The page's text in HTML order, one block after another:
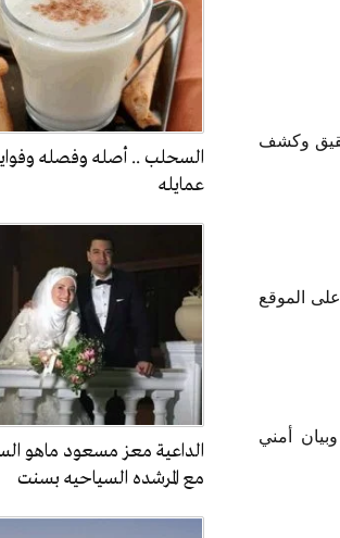
السحلب .. أصله وفصله
عمايله
الداعية معز مسعود ماهو
مع المرشده السياحيه بسنت
وكشف
الموقع
الضحايا.. وبيان أمني